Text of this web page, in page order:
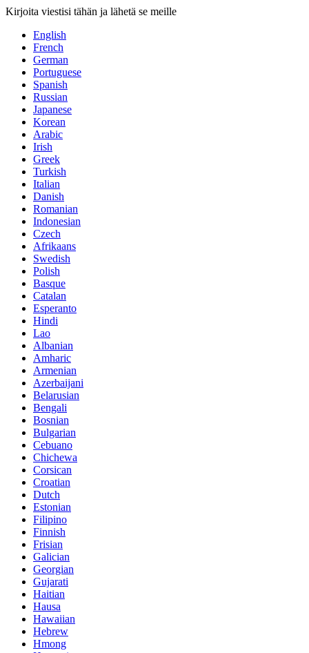
Kirjoita viestisi tähän ja lähetä se meille
English
French
German
Portuguese
Spanish
Russian
Japanese
Korean
Arabic
Irish
Greek
Turkish
Italian
Danish
Romanian
Indonesian
Czech
Afrikaans
Swedish
Polish
Basque
Catalan
Esperanto
Hindi
Lao
Albanian
Amharic
Armenian
Azerbaijani
Belarusian
Bengali
Bosnian
Bulgarian
Cebuano
Chichewa
Corsican
Croatian
Dutch
Estonian
Filipino
Finnish
Frisian
Galician
Georgian
Gujarati
Haitian
Hausa
Hawaiian
Hebrew
Hmong